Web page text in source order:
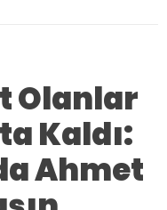
Olanlar
Kaldı:
Ahmet